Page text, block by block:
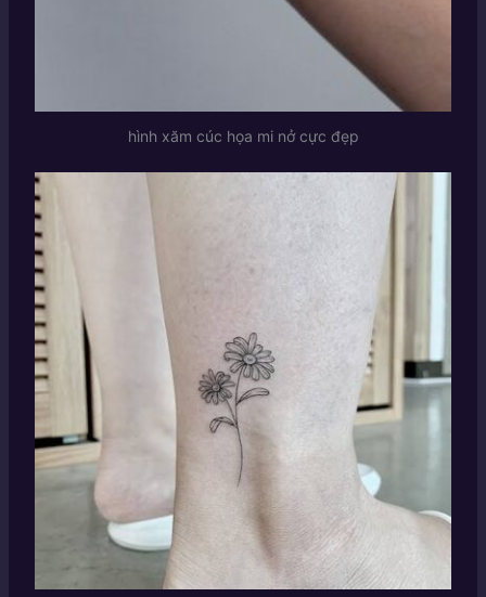
hình xăm cúc họa mi nở cực đẹp